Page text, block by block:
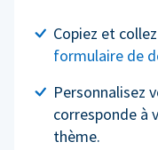
Copiez et
formulaire de
Personnalisez
corresponde à
thème.